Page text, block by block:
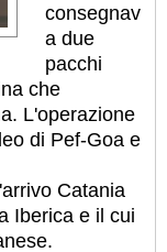
consegnav
a due
pacchi
che
L'operazione
di Pef-Goa e
Catania
Iberica e il cui